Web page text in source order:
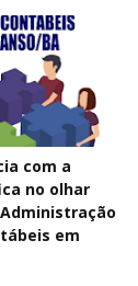
com a
no olhar
em